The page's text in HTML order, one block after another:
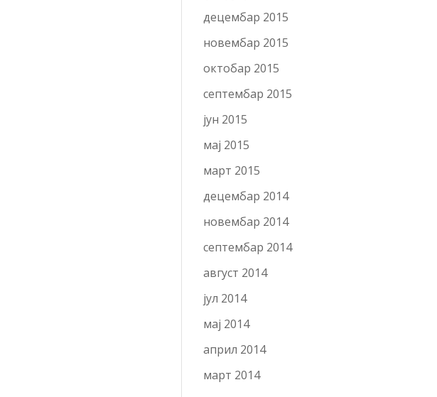
децембар 2015
новембар 2015
октобар 2015
септембар 2015
јун 2015
мај 2015
март 2015
децембар 2014
новембар 2014
септембар 2014
август 2014
јул 2014
мај 2014
април 2014
март 2014